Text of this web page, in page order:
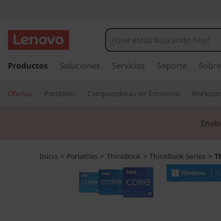
h
n
k
r
c
Productos Soluciones Servicios Soporte
Ofertas Portátiles Computadoras de Escritorio
Inicio > Portatiles > ThinkBook > ThinkBook Series >